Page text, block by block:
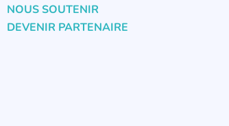
NOUS SOUTENIR
DEVENIR PARTENAIRE